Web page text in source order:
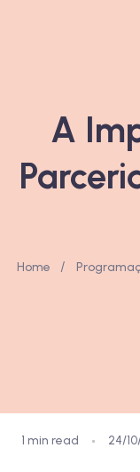
A
Home /
1 min read 24/